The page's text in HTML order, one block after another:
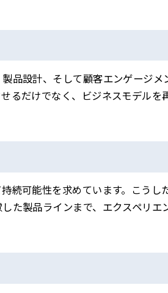
品設計、そして顧客エンゲージメ
るだけでなく、ビジネスモデルを
続可能性を求めています。こうし
た製品ラインまで、エクスペリエ